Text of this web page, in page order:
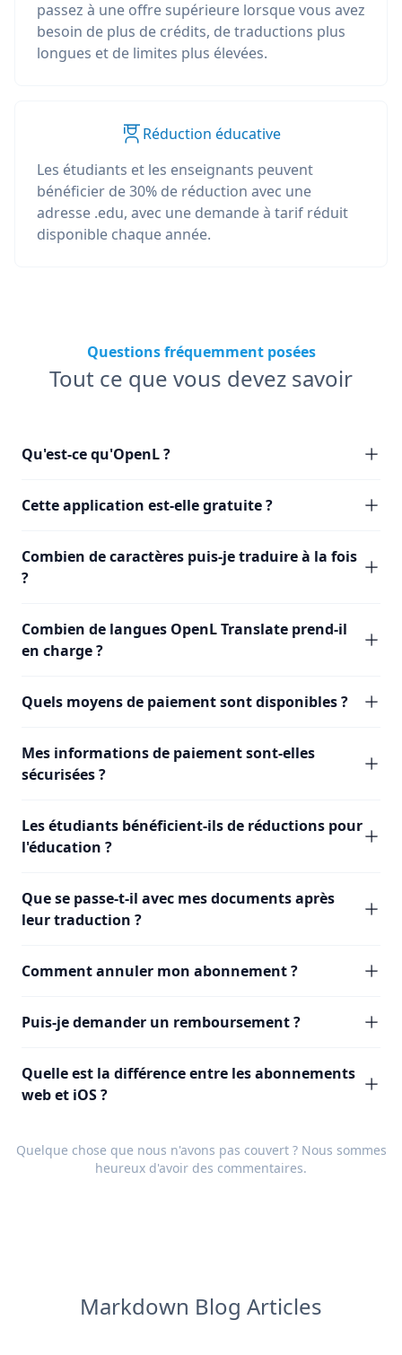
passez à une offre supérieure lorsque vous avez
besoin de plus de crédits, de traductions plus
longues et de limites plus élevées.
Réduction éducative
Les étudiants et les enseignants peuvent
bénéficier de 30% de réduction avec une
adresse .edu, avec une demande à tarif réduit
disponible chaque année.
Questions fréquemment posées
Tout ce que vous devez savoir
Qu'est-ce qu'OpenL ?
Cette application est-elle gratuite ?
Combien de caractères puis-je traduire à la fois
?
Combien de langues OpenL Translate prend-il
en charge ?
Quels moyens de paiement sont disponibles ?
Mes informations de paiement sont-elles
sécurisées ?
Les étudiants bénéficient-ils de réductions pour
l'éducation ?
Que se passe-t-il avec mes documents après
leur traduction ?
Comment annuler mon abonnement ?
Puis-je demander un remboursement ?
Quelle est la différence entre les abonnements
web et iOS ?
Quelque chose que nous n'avons pas couvert ? Nous sommes
heureux d'avoir des commentaires.
Markdown Blog Articles